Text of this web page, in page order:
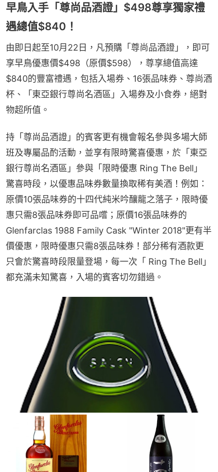
早鳥入手「尊尚品酒證」$498尊享獨家禮
遇總值$840！
由即日起至10月22日，凡預購「尊尚品酒證」，即可
享早鳥優惠價$498（原價$598），尊享總值高達
$840的豐富禮遇，包括入場券、16張品味券、尊尚酒
杯、「東亞銀行尊尚名酒區」入場券及小食券，絕對
物超所值。
持「尊尚品酒證」的賓客更有機會報名參與多場大師
班及專屬品酌活動，並享有限時驚喜優惠，於「東亞
銀行尊尚名酒區」參與「限時優惠 Ring The Bell」
驚喜時段，以優惠品味券數量換取稀有美酒！例如：
原價10張品味券的十四代純米吟釀龍之落子，限時優
惠只需8張品味券即可品嚐；原價16張品味券的
Glenfarclas 1988 Family Cask "Winter 2018"更有半
價優惠，限時優惠只需8張品味券！部分稀有酒款更
只會於驚喜時段限量登場，每一次「 Ring The Bell」
都充滿未知驚喜，入場的賓客切勿錯過。